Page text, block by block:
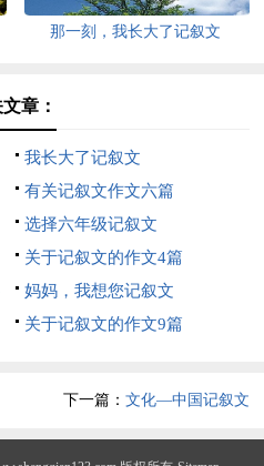
那一刻，我长大了记叙文
章：
我长大了记叙文
有关记叙文作文六篇
选择六年级记叙文
关于记叙文的作文4篇
妈妈，我想您记叙文
关于记叙文的作文9篇
下一篇： 文化—中国记叙文